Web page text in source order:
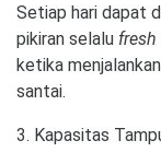
Setiap hari dapat
pikiran selalu fresh
ketika
santai.
3. Kapasitas